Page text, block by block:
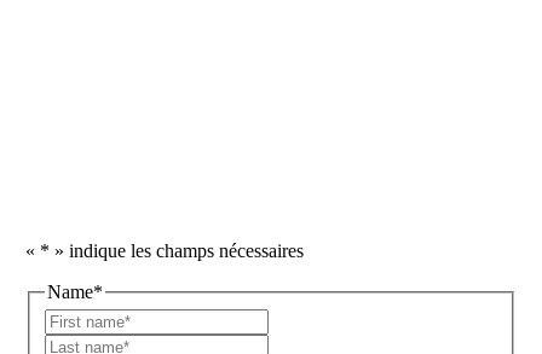
« * » indique les champs nécessaires
Name*